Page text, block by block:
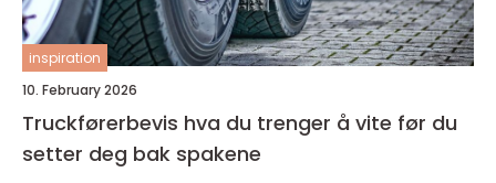
inspiration
10. February 2026
Truckførerbevis hva du trenger å vite før du
setter deg bak spakene